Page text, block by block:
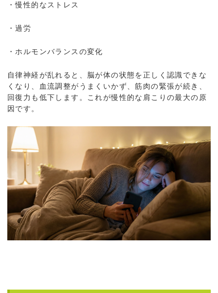
・慢性的なストレス
・過労
・ホルモンバランスの変化
自律神経が乱れると、脳が体の状態を正しく認識できな
くなり、血流調整がうまくいかず、筋肉の緊張が続き、
回復力も低下します。これが慢性的な肩こりの最大の原
因です。